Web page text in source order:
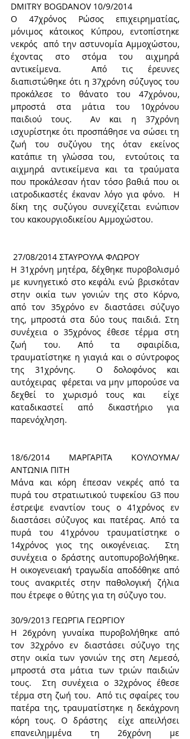
DMITRY BOGDANOV 10/9/2014
Ο 47χρόνος Ρώσος επιχειρηματίας,
μόνιμος κάτοικος Κύπρου, εντοπίστηκε
νεκρός  από την αστυνομία Αμμοχώστου,
έχοντας στο στόμα του αιχμηρά
αντικείμενα.  Από τις έρευνες
διαπιστώθηκε ότι η 37χρόνη σύζυγος του
προκάλεσε το θάνατο του 47χρόνου,
μπροστά στα μάτια του 10χρόνου
παιδιού τους.  Αν και η 37χρόνη
ισχυρίστηκε ότι προσπάθησε να σώσει τη
ζωή του συζύγου της όταν εκείνος
κατάπιε τη γλώσσα του,  εντούτοις τα
αιχμηρά αντικείμενα και τα τραύματα
που προκάλεσαν ήταν τόσο βαθιά που οι
ιατροδικαστές έκαναν λόγο για φόνο.  Η
δίκη της συζύγου συνεχίζεται ενώπιον
του κακουργιοδικείου Αμμοχώστου.
27/08/2014 ΣΤΑΥΡΟΥΛΑ ΦΛΩΡΟΥ
Η 31χρόνη μητέρα, δέχθηκε πυροβολισμό
με κυνηγετικό στο κεφάλι ενώ βρισκόταν
στην οικία των γονιών της στο Κόρνο,
από τον 35χρόνο εν διαστάσει σύζυγο
της, μπροστά στα δύο τους παιδιά. Στη
συνέχεια ο 35χρόνος έθεσε τέρμα στη
ζωή του. Από τα σφαιρίδια,
τραυματίστηκε η γιαγιά και ο σύντροφος
της 31χρόνης.  Ο δολοφόνος και
αυτόχειρας  φέρεται να μην μπορούσε να
δεχθεί το χωρισμό τους και  είχε
καταδικαστεί από δικαστήριο για
παρενόχληση.
18/6/2014 ΜΑΡΓΑΡΙΤΑ ΚΟΥΛΟΥΜΑ/
ΑΝΤΩΝΙΑ ΠΙΤΗ
Μάνα και κόρη έπεσαν νεκρές από τα
πυρά του στρατιωτικού τυφεκίου G3 που
έστρεψε εναντίον τους ο 41χρόνος εν
διαστάσει σύζυγος και πατέρας. Από τα
πυρά του 41χρόνου τραυματίστηκε ο
14χρόνος γιος της οικογένειας.  Στη
συνέχεια ο δράστης αυτοπυροβολήθηκε.
Η οικογενειακή τραγωδία αποδόθηκε από
τους ανακριτές στην παθολογική ζήλια
που έτρεφε ο θύτης για τη σύζυγο του.
30/9/2013 ΓΕΩΡΓΙΑ ΓΕΩΡΓΙΟΥ
Η 26χρόνη γυναίκα πυροβολήθηκε από
τον 32χρόνο εν διαστάσει σύζυγο της
στην οικία των γονιών της στη Λεμεσό,
μπροστά στα μάτια των τριών παιδιών
τους.  Στη συνέχεια ο 32χρόνος έθεσε
τέρμα στη ζωή του.  Από τις σφαίρες του
πατέρα της, τραυματίστηκε η δεκάχρονη
κόρη τους. Ο δράστης  είχε απειλήσει
επανειλημμένα τη 26χρόνη με